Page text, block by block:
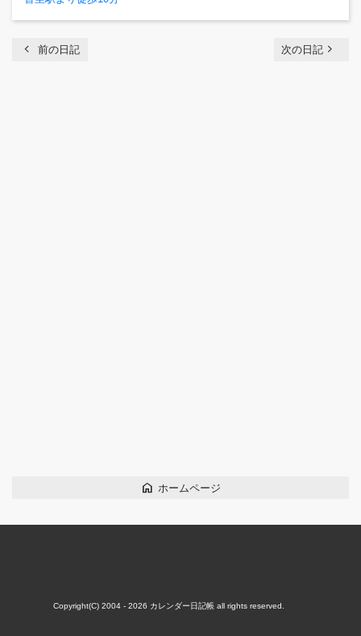
chevron_left 前の日記 次の日記 navigate_next
home ホームページ
Copyright(C) 2004 - 2026 カレンダー日記帳all rights reserved.